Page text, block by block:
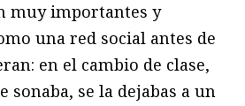
muy importantes y
una red social antes de
en el cambio de clase,
sonaba, se la dejabas a un